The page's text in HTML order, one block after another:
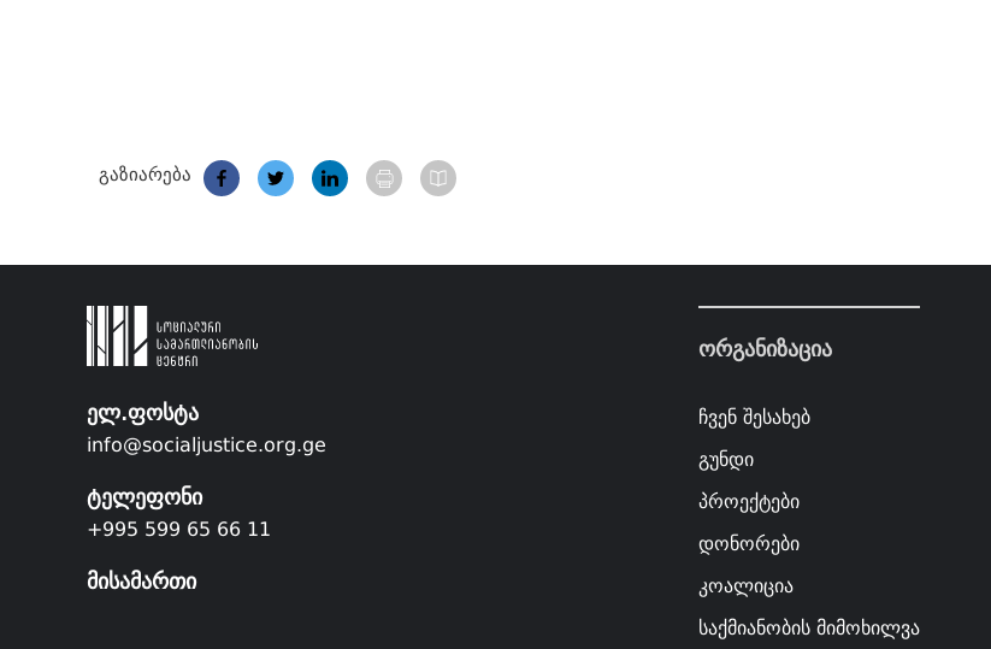
გაზიარება
ელ.ფოსტა
info@socialjustice.org.ge
ტელეფონი
+995 599 65 66 11
მისამართი
ორგანიზაცია
ჩვენ შესახებ
გუნდი
პროექტები
დონორები
კოალიცია
საქმიანობის მიმოხილვა